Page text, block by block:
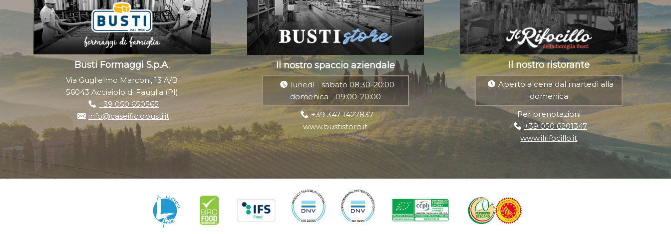
Busti Formaggi S.p.A.
Via Guglielmo Marconi, 13 A/B
56043 Acciaiolo di Fauglia (PI)
+39 050 650565
info@caseificiobusti.it
Il nostro spaccio aziendale
lunedì - sabato 08:30-20:00
domenica - 09:00-20:00
+39 347 1427837
www.bustistore.it
Il nostro ristorante
Aperto a cena dal martedì alla
domenica
Per prenotazioni
+39 050 6201347
www.ilrifocillo.it